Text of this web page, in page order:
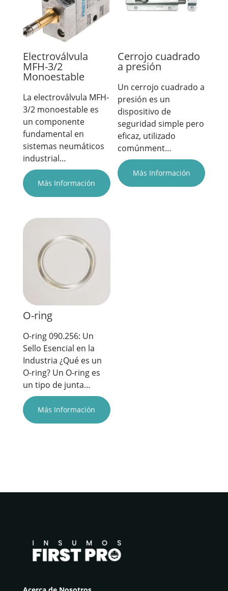
Electroválvula
MFH-3/2
Monoestable
La electroválvula MFH-
3/2 monoestable es
un componente
fundamental en
sistemas neumáticos
industrial…
Más Información
Cerrojo cuadrado
a presión
Un cerrojo cuadrado a
presión es un
dispositivo de
seguridad simple pero
eficaz, utilizado
comúnment…
Más Información
O-ring
O-ring 090.256: Un
Sello Esencial en la
Industria ¿Qué es un
O-ring? Un O-ring es
un tipo de junta…
Más Información